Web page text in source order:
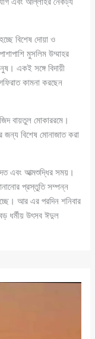
বিশেষ দোয়া ও
মুসলিম উম্মাহর
একই সঙ্গে বিদায়ী
কামনা করছেন
বায়তুল মোকাররমে।
জন্য বিশেষ মোনাজাত করা
এবং আত্মশুদ্ধির সময়।
প্রস্তুতি সম্পন্ন
আর এর পরদিন শনিবার
ধর্মীয় উৎসব ঈদুল